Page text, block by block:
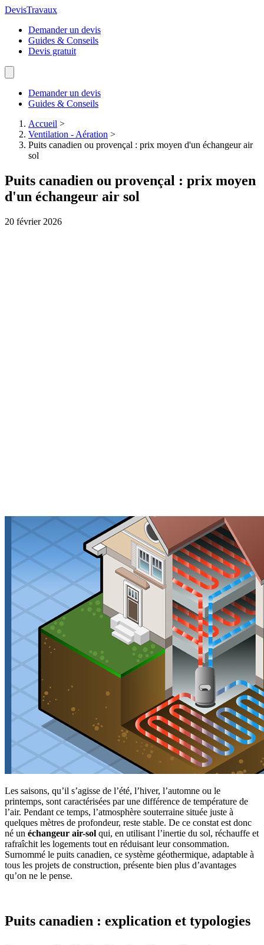
DevisTravaux
Demander un devis
Guides & Conseils
Devis gratuit
Demander un devis
Guides & Conseils
Accueil >
Ventilation - Aération >
Puits canadien ou provençal : prix moyen d'un échangeur air
sol
Puits canadien ou provençal : prix moyen
d'un échangeur air sol
20 février 2026
Les saisons, qu’il s’agisse de l’été, l’hiver, l’automne ou le
printemps, sont caractérisées par une différence de température de
l’air. Pendant ce temps, l’atmosphère souterraine située juste à
quelques mètres de profondeur, reste stable. De ce constat est donc
né un échangeur air-sol qui, en utilisant l’inertie du sol, réchauffe et
rafraîchit les logements tout en réduisant leur consommation.
Surnommé le puits canadien, ce système géothermique, adaptable à
tous les projets de construction, présente bien plus d’avantages
qu’on ne le pense.
Puits canadien : explication et typologies